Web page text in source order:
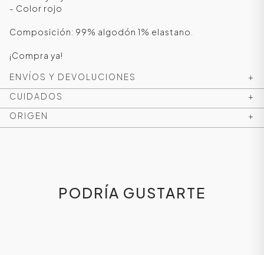
- Color rojo
Composición: 99% algodón 1% elastano.
¡Compra ya!
ENVÍOS Y DEVOLUCIONES
+
CUIDADOS
+
ORIGEN
+
PODRÍA GUSTARTE